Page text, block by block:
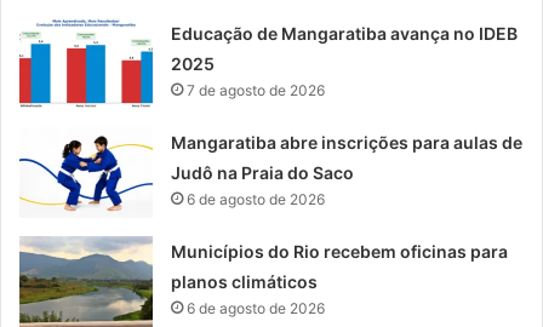
Educação de Mangaratiba avança no IDEB
2025
7 de agosto de 2026
Mangaratiba abre inscrições para aulas de
Judô na Praia do Saco
6 de agosto de 2026
Municípios do Rio recebem oficinas para
planos climáticos
6 de agosto de 2026